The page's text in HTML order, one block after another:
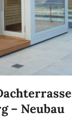
– Neubau